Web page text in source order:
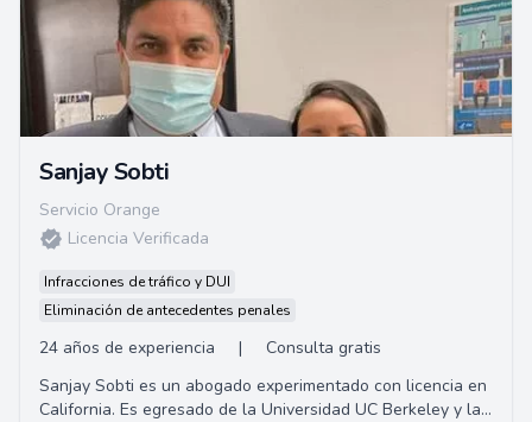
Sanjay Sobti
Servicio Orange
Licencia Verificada
Infracciones de tráfico y DUI
Eliminación de antecedentes penales
24 años de experiencia |
Consulta gratis
Sanjay Sobti es un abogado experimentado con licencia en
California. Es egresado de la Universidad UC Berkeley y la